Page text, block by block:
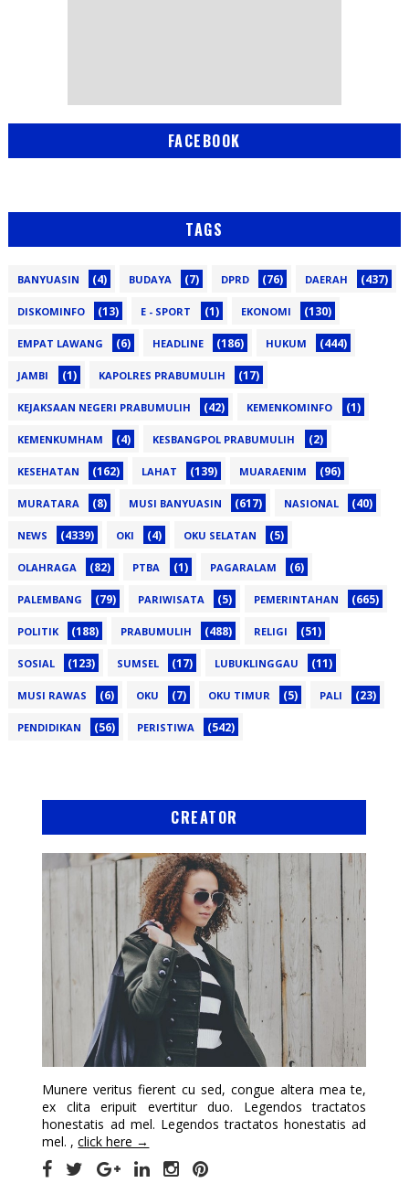
FACEBOOK
TAGS
BANYUASIN (4) BUDAYA (7) DPRD (76) DAERAH (437)
DISKOMINFO (13) E - SPORT (1) EKONOMI (130)
EMPAT LAWANG (6) HEADLINE (186) HUKUM (444)
JAMBI (1) KAPOLRES PRABUMULIH (17)
KEJAKSAAN NEGERI PRABUMULIH (42) KEMENKOMINFO (1)
KEMENKUMHAM (4) KESBANGPOL PRABUMULIH (2)
KESEHATAN (162) LAHAT (139) MUARAENIM (96)
MURATARA (8) MUSI BANYUASIN (617) NASIONAL (40)
NEWS (4339) OKI (4) OKU SELATAN (5)
OLAHRAGA (82) PTBA (1) PAGARALAM (6)
PALEMBANG (79) PARIWISATA (5) PEMERINTAHAN (665)
POLITIK (188) PRABUMULIH (488) RELIGI (51)
SOSIAL (123) SUMSEL (17) LUBUKLINGGAU (11)
MUSI RAWAS (6) OKU (7) OKU TIMUR (5) PALI (23)
PENDIDIKAN (56) PERISTIWA (542)
CREATOR
Munere veritus fierent cu sed, congue altera mea te,
ex clita eripuit evertitur duo. Legendos tractatos
honestatis ad mel. Legendos tractatos honestatis ad
mel. ,click here →